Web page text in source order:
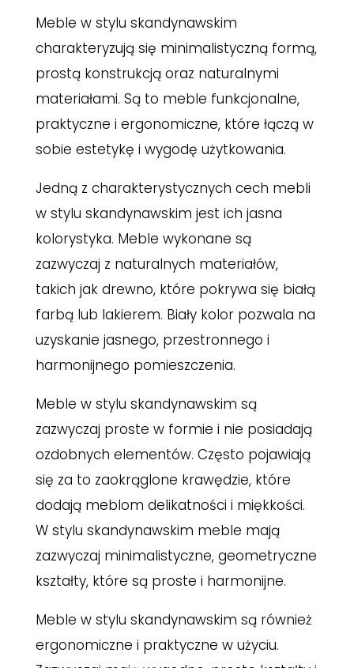
Meble w stylu skandynawskim
charakteryzują się minimalistyczną formą,
prostą konstrukcją oraz naturalnymi
materiałami. Są to meble funkcjonalne,
praktyczne i ergonomiczne, które łączą w
sobie estetykę i wygodę użytkowania.
Jedną z charakterystycznych cech mebli
w stylu skandynawskim jest ich jasna
kolorystyka. Meble wykonane są
zazwyczaj z naturalnych materiałów,
takich jak drewno, które pokrywa się białą
farbą lub lakierem. Biały kolor pozwala na
uzyskanie jasnego, przestronnego i
harmonijnego pomieszczenia.
Meble w stylu skandynawskim są
zazwyczaj proste w formie i nie posiadają
ozdobnych elementów. Często pojawiają
się za to zaokrąglone krawędzie, które
dodają meblom delikatności i miękkości.
W stylu skandynawskim meble mają
zazwyczaj minimalistyczne, geometryczne
kształty, które są proste i harmonijne.
Meble w stylu skandynawskim są również
ergonomiczne i praktyczne w użyciu.